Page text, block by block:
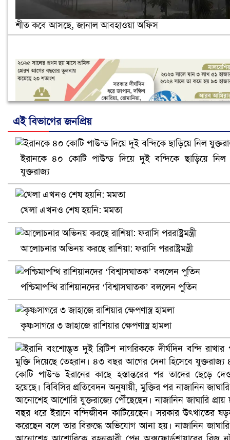
শীত কবে আসছে, জানাল আবহাওয়া অফিস
নানা সংকটে রিক্রুটিং এজেন্সি, হুমকির মুখে শ্রম রপ্তানি
খুলনায় বিএনপি অফিসে গুলি-বোমা হামলা, নিহত ১
এই বিভাগের জনপ্রিয়
ইরানকে ৪০ কোটি পাউন্ড দিয়ে দুই বন্দিকে ছাড়িয়ে নিল
যুক্তরাজ্য
খেলা এখনও শেষ হয়নি: মমতা
আলোচনার অভিনয় করছে রাশিয়া: ফরাসি পররাষ্ট্রমন্ত্রী
পশ্চিমাপন্থি রাশিয়ানদের ‘বিশ্বাসঘাতক’ বললেন পুতিন
কৃষ্ণসাগরে ৩ জাহাজে রাশিয়ার ক্ষেপণাস্ত্র হামলা